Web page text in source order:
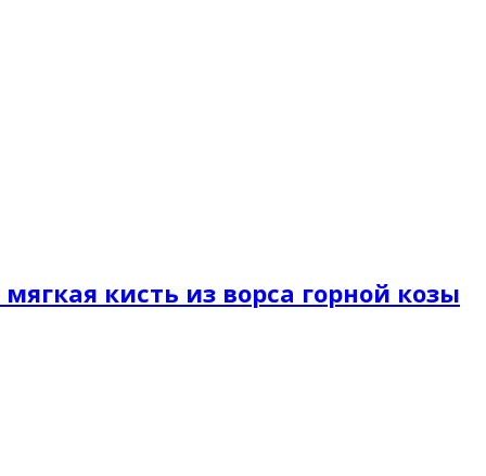
кисть из ворса горной козы